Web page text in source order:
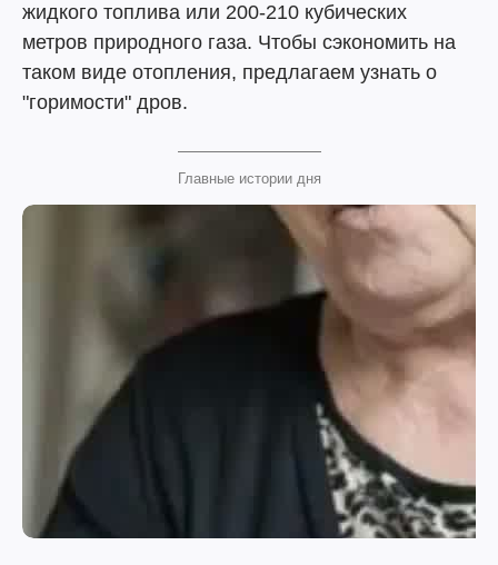
жидкого топлива или 200-210 кубических
метров природного газа. Чтобы сэкономить на
таком виде отопления, предлагаем узнать о
"горимости" дров.
Главные истории дня